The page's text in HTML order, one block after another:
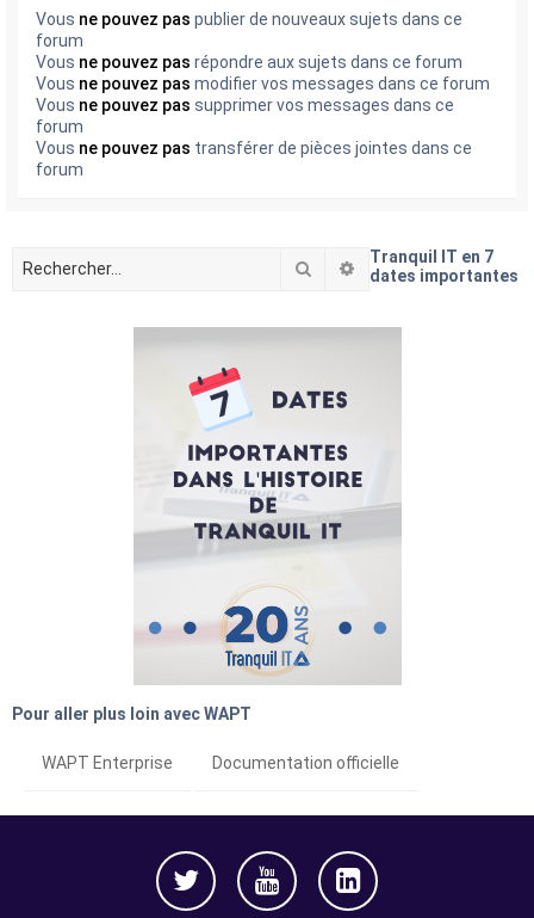
Vous ne pouvez pas publier de nouveaux sujets dans ce
forum
Vous ne pouvez pas répondre aux sujets dans ce forum
Vous ne pouvez pas modifier vos messages dans ce forum
Vous ne pouvez pas supprimer vos messages dans ce
forum
Vous ne pouvez pas transférer de pièces jointes dans ce
forum
RechercherRecherche avancée
Tranquil IT en 7
dates importantes
Pour aller plus loin avec WAPT
WAPT Enterprise Documentation officielle